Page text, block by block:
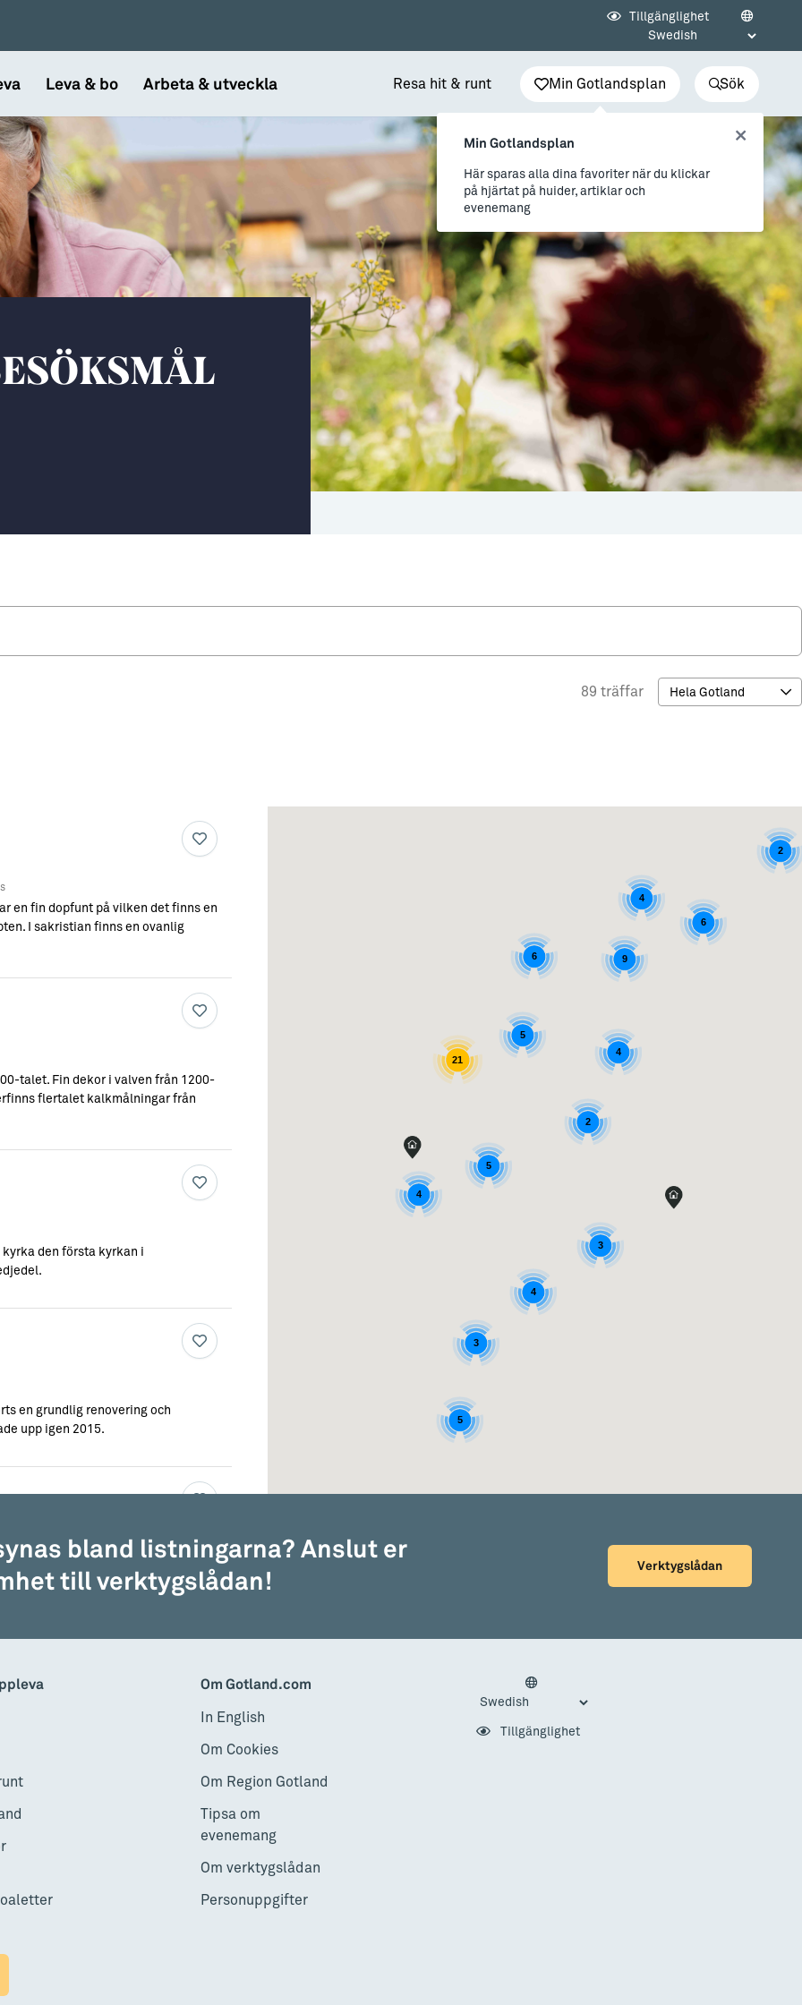
Tillgänglighet
Leva & bo Arbeta & utveckla Resa hit & runt Min Gotlandsplan Sök
89 träffar
en fin dopfunt på vilken det finns en
I sakristian finns en ovanlig
talet. Fin dekor i valven från 1200-
flertalet kalkmålningar från
den första kyrkan i
en grundlig renovering och
upp igen 2015.
Eskelhem byggde denna kyrka”, enligt
över 700 år.
4
21
9
6
5
5
4
3
5
4
3
4
6
2
2
bland listningarna? Anslut er
till verktygslådan!
Verktygslådan
Om Gotland.com
In English
Om Cookies
Om Region Gotland
Tipsa om
evenemang
Om verktygslådan
Personuppgifter
Tillgänglighet
Min Gotlandsplan
Här sparas alla dina favoriter när du klickar
på hjärtat på huider, artiklar och
evenemang